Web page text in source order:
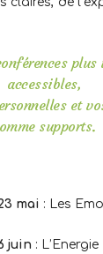
accessibles,
et
supports.
mai : Les
juin : L’Energie